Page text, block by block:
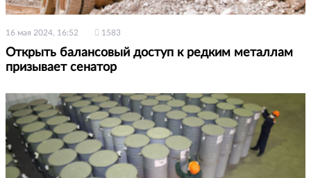
16 мая 2024, 16:52 1583
Открыть балансовый доступ к редким металлам
призывает сенатор